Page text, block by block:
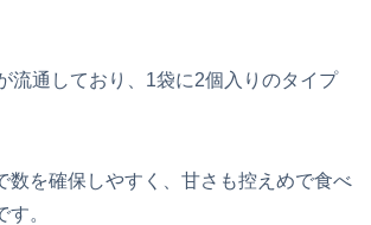
流通しており、1袋に2個入りのタイプ
数を確保しやすく、甘さも控えめで食べ
。